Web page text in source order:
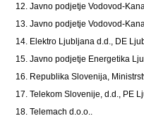
12. Javno podjetje Vodovod-
13. Javno podjetje Vodovod-
14. Elektro Ljubljana d.d., DE
15. Javno podjetje Energetika
16. Republika Slovenija,
17. Telekom Slovenije, d.d., PE
18. Telemach d.o.o..